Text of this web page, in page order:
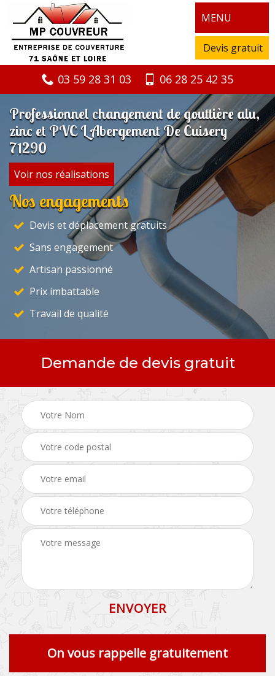
MENU
Devis gratuit
03 59 28 31 03 06 28 25 42 35
Professionnel changement de gouttière alu,
zinc et PVC L Abergement De Cuisery
71290
Voir nos réalisations
Nos engagements
Devis et déplacement gratuits
Sans engagement
Artisan passionné
Prix imbattable
Travail de qualité
Demande de devis gratuit
On vous rappelle gratuitement